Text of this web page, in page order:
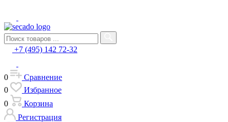
+7 (495) 142 72-32
0
Сравнение
0
Избранное
0
Корзина
Регистрация